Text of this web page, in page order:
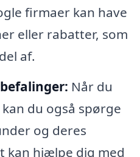
firmaer kan have
eller rabatter, som
af.
Når du
du også spørge
og deres
kan hjælpe dig med